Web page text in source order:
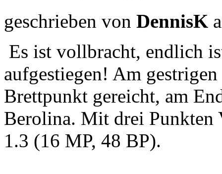
geschrieben von DennisK
Es ist vollbracht, endlich
aufgestiegen! Am
Brettpunkt gereicht, am
Berolina. Mit drei Punkten
1.3 (16 MP, 48 BP).